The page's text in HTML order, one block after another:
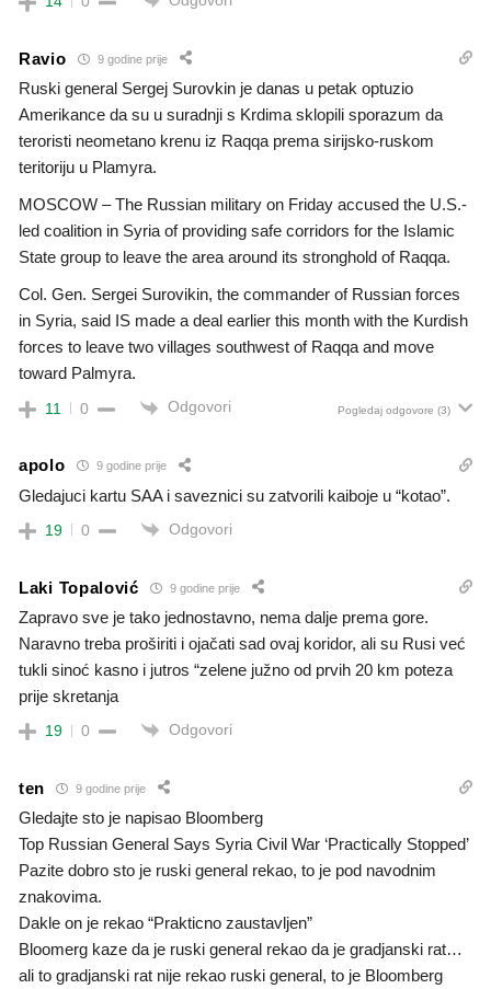
Ravio 9 godine prije
Ruski general Sergej Surovkin je danas u petak optuzio
Amerikance da su u suradnji s Krdima sklopili sporazum da
teroristi neometano krenu iz Raqqa prema sirijsko-ruskom
teritoriju u Plamyra.
MOSCOW – The Russian military on Friday accused the U.S.-
led coalition in Syria of providing safe corridors for the Islamic
State group to leave the area around its stronghold of Raqqa.
Col. Gen. Sergei Surovikin, the commander of Russian forces
in Syria, said IS made a deal earlier this month with the Kurdish
forces to leave two villages southwest of Raqqa and move
toward Palmyra.
11 0 Odgovori Pogledaj odgovore (3)
apolo 9 godine prije
Gledajuci kartu SAA i saveznici su zatvorili kaiboje u “kotao”.
19 0 Odgovori
Laki Topalović 9 godine prije
Zapravo sve je tako jednostavno, nema dalje prema gore.
Naravno treba proširiti i ojačati sad ovaj koridor, ali su Rusi već
tukli sinoć kasno i jutros “zelene južno od prvih 20 km poteza
prije skretanja
19 0 Odgovori
ten 9 godine prije
Gledajte sto je napisao Bloomberg
Top Russian General Says Syria Civil War ‘Practically Stopped’
Pazite dobro sto je ruski general rekao, to je pod navodnim
znakovima.
Dakle on je rekao “Prakticno zaustavljen”
Bloomerg kaze da je ruski general rekao da je gradjanski rat…
ali to gradjanski rat nije rekao ruski general, to je Bloomberg